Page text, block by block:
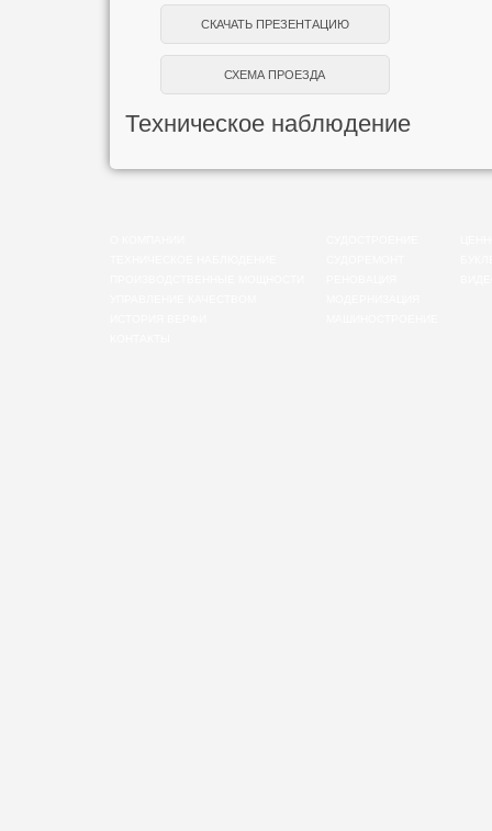
СКАЧАТЬ ПРЕЗЕНТАЦИЮ
СХЕМА ПРОЕЗДА
Техническое наблюдение